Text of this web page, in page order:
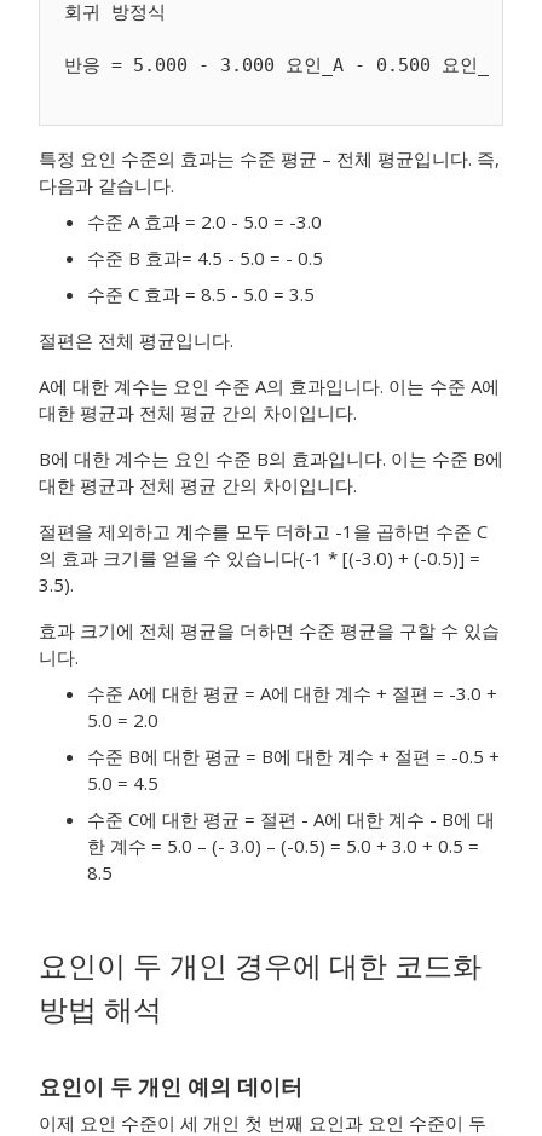
회귀 방정식
특정 요인 수준의 효과는 수준 평균 – 전체 평균입니다. 즉,
다음과 같습니다.
수준 A 효과 = 2.0 - 5.0 = -3.0
수준 B 효과= 4.5 - 5.0 = - 0.5
수준 C 효과 = 8.5 - 5.0 = 3.5
절편은 전체 평균입니다.
A에 대한 계수는 요인 수준 A의 효과입니다. 이는 수준 A에
대한 평균과 전체 평균 간의 차이입니다.
B에 대한 계수는 요인 수준 B의 효과입니다. 이는 수준 B에
대한 평균과 전체 평균 간의 차이입니다.
절편을 제외하고 계수를 모두 더하고 -1을 곱하면 수준 C
의 효과 크기를 얻을 수 있습니다(-1 * [(-3.0) + (-0.5)] =
3.5).
효과 크기에 전체 평균을 더하면 수준 평균을 구할 수 있습
니다.
수준 A에 대한 평균 = A에 대한 계수 + 절편 = -3.0 +
5.0 = 2.0
수준 B에 대한 평균 = B에 대한 계수 + 절편 = -0.5 +
5.0 = 4.5
수준 C에 대한 평균 = 절편 - A에 대한 계수 - B에 대
한 계수 = 5.0 – (- 3.0) – (-0.5) = 5.0 + 3.0 + 0.5 =
8.5
요인이 두 개인 경우에 대한 코드화
방법 해석
요인이 두 개인 예의 데이터
이제 요인 수준이 세 개인 첫 번째 요인과 요인 수준이 두